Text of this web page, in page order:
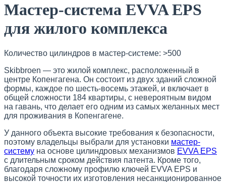
Мастер-система EVVA EPS
для жилого комплекса
Количество цилиндров в мастер-системе: >500
Skibbroen — это жилой комплекс, расположенный в
центре Копенгагена. Он состоит из двух зданий сложной
формы, каждое по шесть-восемь этажей, и включает в
общей сложности 184 квартиры, с невероятным видом
на гавань, что делает его одним из самых желанных мест
для проживания в Копенгагене.
У данного объекта высокие требования к безопасности,
поэтому владельцы выбрали для установки мастер-
систему на основе цилиндровых механизмов EVVA EPS
с длительным сроком действия патента. Кроме того,
благодаря сложному профилю ключей EVVA EPS и
высокой точности их изготовления несанкционированное